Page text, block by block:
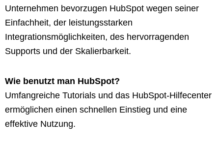
Unternehmen bevorzugen HubSpot wegen seiner
Einfachheit, der leistungsstarken
Integrationsmöglichkeiten, des hervorragenden
Supports und der Skalierbarkeit.
Wie benutzt man HubSpot?
Umfangreiche Tutorials und das HubSpot-Hilfecenter
ermöglichen einen schnellen Einstieg und eine
effektive Nutzung.